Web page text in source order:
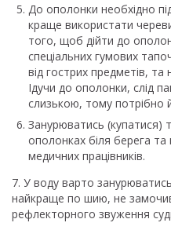
До ополонки необхідно
краще використати
того, щоб дійти до
спеціальних гумових
від гострих предметів,
Ідучи до ополонки, слід
слизькою, тому потрібно
Занурюватись (купатися)
ополонках біля берега та
медичних працівників.
7. У воду варто
найкраще по шию, не
рефлекторного звуження